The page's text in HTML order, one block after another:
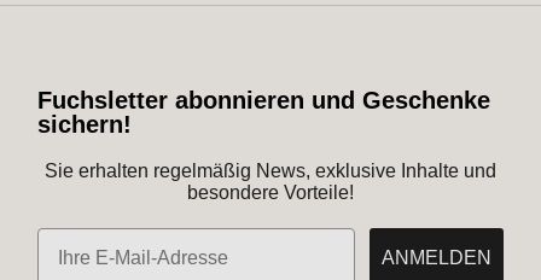
Fuchsletter abonnieren und Geschenke
sichern!
Sie erhalten regelmäßig News, exklusive Inhalte und
besondere Vorteile!
E-Mail
ANMELDEN